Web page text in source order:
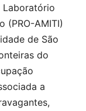
Laboratório
(PRO-AMITI)
de São
do
a